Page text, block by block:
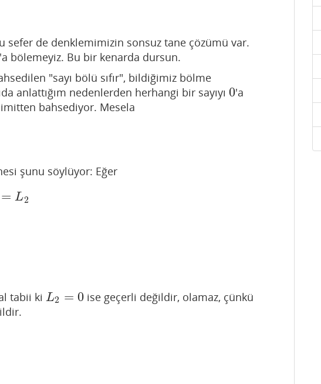
sefer de denklemimizin sonsuz tane çözümü var.
'a bölemeyiz. Bu bir kenarda dursun.
"sayı bölü sıfır", bildiğimiz bölme
anlattığım nedenlerden herhangi bir sayıyı 0
0'a
bahsediyor. Mesela
şunu söylüyor: Eğer
= L2
)=L 2
tabii ki L2 = 0
L2= 0 ise geçerli değildir, olamaz, çünkü